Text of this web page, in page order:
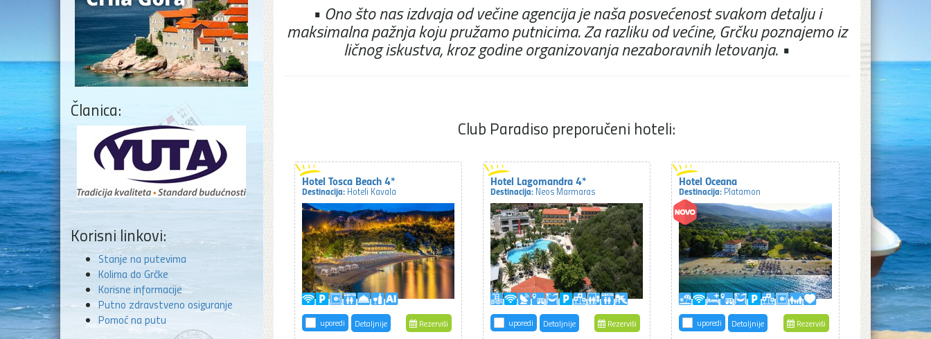
Članica:
Korisni linkovi:
Stanje na putevima
Kolima do Grčke
Korisne informacije
Putno zdravstveno osiguranje
Pomoć na putu
• Ono što nas izdvaja od večine agencija je naša posvećenost svakom detalju i
maksimalna pažnja koju pružamo putnicima. Za razliku od većine, Grčku poznajemo iz
ličnog iskustva, kroz godine organizovanja nezaboravnih letovanja. •
Club Paradiso preporučeni hoteli:
Hotel Tosca Beach 4*
Destinacija: Hoteli Kavala
uporedi Detaljnije Rezerviši
Hotel Lagomandra 4*
Destinacija: Neos Marmaras
uporedi Detaljnije Rezerviši
Hotel Oceana
Destinacija: Platamon
uporedi Detaljnije Rezerviši